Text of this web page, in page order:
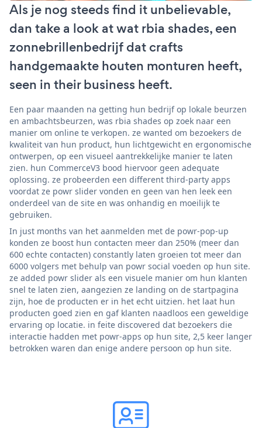
Als je nog steeds find it unbelievable,
dan take a look at wat rbia shades, een
zonnebrillenbedrijf dat crafts
handgemaakte houten monturen heeft,
seen in their business heeft.
Een paar maanden na getting hun bedrijf op lokale beurzen
en ambachtsbeurzen, was rbia shades op zoek naar een
manier om online te verkopen. ze wanted om bezoekers de
kwaliteit van hun product, hun lichtgewicht en ergonomische
ontwerpen, op een visueel aantrekkelijke manier te laten
zien. hun CommerceV3 bood hiervoor geen adequate
oplossing. ze probeerden een different third-party apps
voordat ze powr slider vonden en geen van hen leek een
onderdeel van de site en was onhandig en moeilijk te
gebruiken.
In just months van het aanmelden met de powr-pop-up
konden ze boost hun contacten meer dan 250% (meer dan
600 echte contacten) constantly laten groeien tot meer dan
6000 volgers met behulp van powr social voeden op hun site.
ze added powr slider als een visuele manier om hun klanten
snel te laten zien, aangezien ze landing on de startpagina
zijn, hoe de producten er in het echt uitzien. het laat hun
producten goed zien en gaf klanten naadloos een geweldige
ervaring op locatie. in feite discovered dat bezoekers die
interactie hadden met powr-apps op hun site, 2,5 keer langer
betrokken waren dan enige andere persoon op hun site.